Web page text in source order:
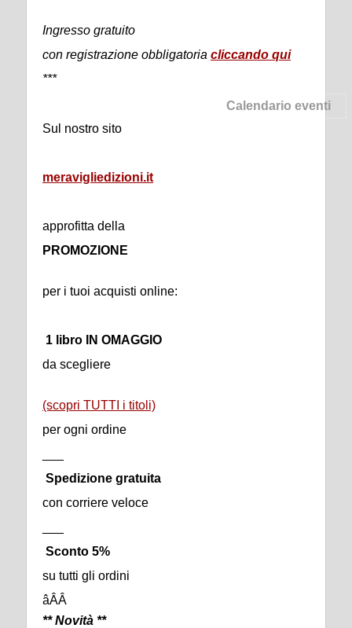
Ingresso gratuito
con registrazione obbligatoria cliccando qui
***
Calendario eventi
Sul nostro sito
meravigliedizioni.it
approfitta della
PROMOZIONE
per i tuoi acquisti online:
1 libro IN OMAGGIO
da scegliere
(scopri TUTTI i titoli)
per ogni ordine
Spedizione gratuita
con corriere veloce
Sconto 5%
su tutti gli ordini
âÂÂ
** Novità **